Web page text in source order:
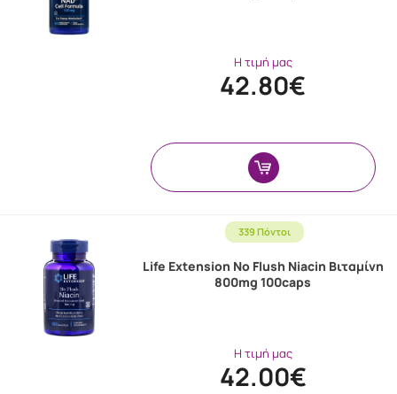
Η τιμή μας
42.80€
339 Πόντοι
Life Extension No Flush Niacin Βιταμίνη
800mg 100caps
Η τιμή μας
42.00€